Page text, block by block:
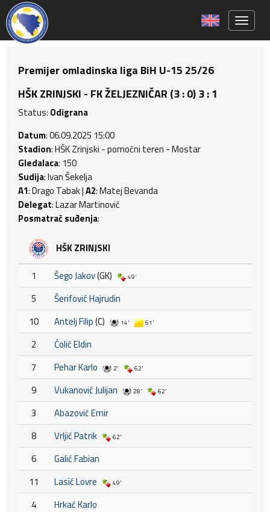
Premijer omladinska liga BiH U-15 25/26
HŠK ZRINJSKI - FK ŽELJEZNIČAR (3 : 0) 3 : 1
Status: Odigrana
Datum: 06.09.2025 15:00
Stadion: HŠK Zrinjski - pomoćni teren - Mostar
Gledalaca: 150
Sudija: Ivan Šekelja
A1: Drago Tabak |A2: Matej Bevanda
Delegat: Lazar Martinović
Posmatrač suđenja:
HŠK ZRINJSKI
1 Šego Jakov(GK) 49'
5
Šerifović Hajrudin
10
Antelj Filip(C) 14' 61'
2
Ćolić Eldin
7
Pehar Karlo 2' 62'
9 Vukanović Julijan 28' 62'
3
Abazović Emir
8
Vrljić Patrik 62'
6
Galić Fabian
11
Lasić Lovre 49'
4
Hrkać Karlo